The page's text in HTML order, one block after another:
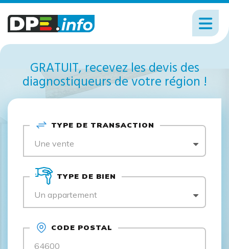
GRATUIT, recevez les devis des
diagnostiqueurs de votre région !
TYPE DE TRANSACTION
Une vente
TYPE DE BIEN
Un appartement
CODE POSTAL